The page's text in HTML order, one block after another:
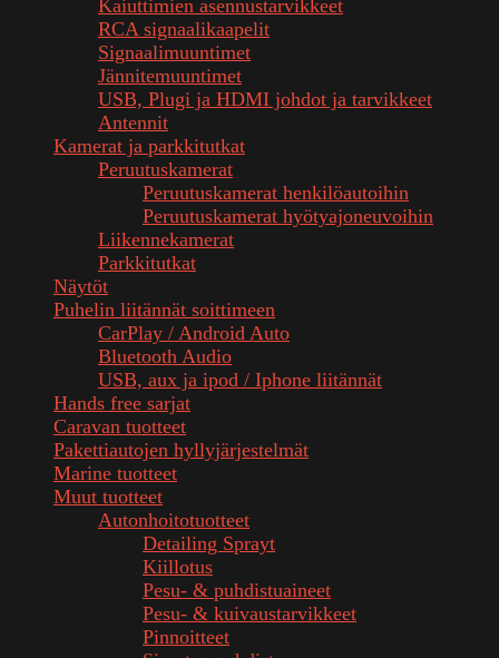
Kaiuttimien asennustarvikkeet
RCA signaalikaapelit
Signaalimuuntimet
Jännitemuuntimet
USB, Plugi ja HDMI johdot ja tarvikkeet
Antennit
Kamerat ja parkkitutkat
Peruutuskamerat
Peruutuskamerat henkilöautoihin
Peruutuskamerat hyötyajoneuvoihin
Liikennekamerat
Parkkitutkat
Näytöt
Puhelin liitännät soittimeen
CarPlay / Android Auto
Bluetooth Audio
USB, aux ja ipod / Iphone liitännät
Hands free sarjat
Caravan tuotteet
Pakettiautojen hyllyjärjestelmät
Marine tuotteet
Muut tuotteet
Autonhoitotuotteet
Detailing Sprayt
Kiillotus
Pesu- & puhdistuaineet
Pesu- & kuivaustarvikkeet
Pinnoitteet